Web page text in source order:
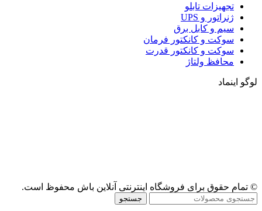
تجهیزات تابلو
ژنراتور و UPS
سیم و کابل برق
سوکت و کانکتور فرمان
سوکت و کانکتور قدرت
محافظ ولتاژ
لوگو اینماد
© تمام حقوق برای فروشگاه اینترنتی آنلاین باش محفوظ است.
جستجو